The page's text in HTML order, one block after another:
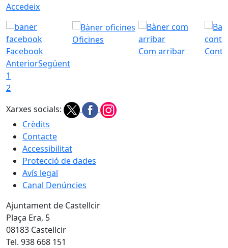
Accedeix
Facebook
Oficines
Com arribar
AnteriorSegüent
1
2
Xarxes socials:
Crèdits
Contacte
Accessibilitat
Protecció de dades
Avís legal
Canal Denúncies
Ajuntament de Castellcir
Plaça Era, 5
08183 Castellcir
Tel. 938 668 151